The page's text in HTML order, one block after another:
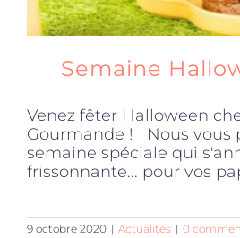
Semaine
Venez fêter Halloween
Gourmande ! Nous vous
semaine spéciale qui
frissonnante... pour vos
9 octobre 2020 | Actualités | 0